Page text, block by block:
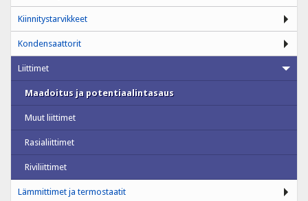
Kiinnitystarvikkeet
Kondensaattorit
Liittimet
Maadoitus ja potentiaalintasaus
Muut liittimet
Rasialiittimet
Riviliittimet
Lämmittimet ja termostaatit